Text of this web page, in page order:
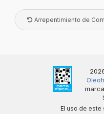
Arrepentimiento de
El uso de este